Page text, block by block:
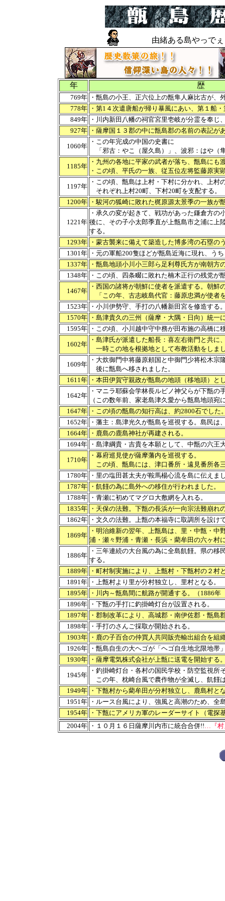
由緒ある島やっで
年
769年 ・甑島の小王、正六位上の甑隼人麻比古が、
778年 ・第1４次遣唐船が帰り暴風にあい、第１船
849年 ・川内新田八幡の祠官宮里壱岐が分霊を奉じ
927年 ・薩摩国１３郡の中に甑島郡の名前の表記が
1060年
・この年完成の中国の史書に
「邪古：やこ（屋久島）」、波邪：はや（
1185年
・九州の各地に平家の武者が落ち、甑島にも
・この頃、平氏の一族、従五位左将監藤原実
1197年
・この頃、甑島は上村・下村に分かれ、上
それぞれ上村20町、下村20町を支配する。
1200年 ・駿河の狐崎に敗れた梶原源太景季の一族
1221年
・承久の変が起きて、戦功があった鎌倉方
後に、その子小太郎季直が上甑島市之浦に上
する。
1293年 ・蒙古襲来に備えて築造した博多湾の石塁の
1301年 ・元の軍船200隻ほどが甑島近海に現れ、う
1337年 ・甑島地頭小川小三郎ら足利尊氏方が南朝方
1348年 ・この頃、四条畷に敗れた楠木正行の残党
1467年
・西国の諸将が朝鮮に使者を派遣する。朝鮮
「この年、古志岐島代官：藤原忠満が使者
1523年 ・小川伊勢守、手打の八幡新田宮を修造する
1570年 ・島津貴久の三州（薩摩・大隅・日向）統
1595年 ・この頃、小川越中守中務が田布施の高橋
1602年
・島津氏が派遣した船長：喜左右衛門と共
一時この地を根拠地として布教活動をしま
1609年
・大炊御門中将藤原頼国と中御門少将松木
後に甑島へ移されました。
1611年 ・本田伊賀守親政が甑島の地頭（移地頭）と
1642年
・マニラ耶蘇会学林長ルビノ神父らが下甑
（この数年前、家老島津久愛から甑島地頭
1647年 ・この頃の甑島の知行高は、約2800石でした
1652年 ・藩主：島津光久が甑島を巡視する。島民は
1664年 ・鹿島の鹿島神社が再建される。
1694年 ・島津綱貴・吉貴を本願として、中甑の六王
1710年
・幕府巡見使が薩摩藩内を巡視する。
この頃、甑島には、津口番所・遠見番所各
1780年 ・里の塩田甚太夫が鞍馬楊心流を島に伝えま
1787年 ・飢饉の為に島外への移住が行われました。
1788年 ・青瀬に初めてマグロ大敷網を入れる。
1835年 ・天保の法難。下甑の長浜が一向宗法難崩れ
1862年 ・文久の法難。上甑の本福寺に取調所を設
1869年
・明治維新の翌年、上甑島は、里・中甑・
浦・瀬々野浦・青瀬・長浜・藺牟田の六ヶ村
1886年
・三年連続の大台風の為に全島飢饉。県の
する。
1889年 ・町村制実施により、上甑村・下甑村の２村
1891年 ・上甑村より里が分村独立し、里村となる。
1895年 ・川内～甑島間に航路が開通する。（1886
1896年 ・下甑の手打に釣掛崎灯台が設置される。
1897年 ・郡制改革により、高城郡・南伊佐郡・甑
1898年 ・手打のさんご採取が開始される。
1903年 ・鹿の子百合の仲買人共同販売輸出組合を組
1926年 ・甑島自生の大ヘゴが「ヘゴ自生地北限地
1930年 ・薩摩電気株式会社が上甑に送電を開始する
1945年
・釣掛崎灯台・各村の国民学校・防空監視
この年、枕崎台風で農作物が全滅し、飢饉
1949年 ・下甑村から藺牟田が分村独立し、鹿島村と
1951年 ・ルース台風により、強風と高潮のため、全
1954年 ・下甑にアメリカ軍のレーダーサイト（電
2004年 ・１０月１６日薩摩川内市に統合合併!!…『村